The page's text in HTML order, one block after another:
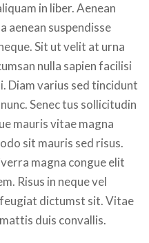
in liber. Aenean
aenean suspendisse
Sit ut velit at urna
nulla sapien facilisi
Diam varius sed tincidunt
Senec tus sollicitudin
mauris vitae magna
sit mauris sed risus.
magna congue elit
Risus in neque vel
dictumst sit. Vitae
duis convallis.